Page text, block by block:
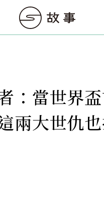
：當世界
兩大世仇